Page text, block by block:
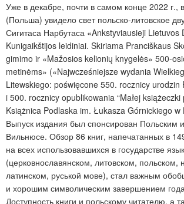
Уже в декабре, почти в самом конце 2022 г.,
(Польша) увидело свет польско-литовское
Сигитаса Нарбутаса «Ankstyviausieji Lietuvos
Kunigaikštijos leidiniai. Skiriama Pranciškaus
gimimo ir «Mažosios kelionių knygelės» 500-
metinėms» («Najwcześniejsze wydania
Litewskiego: poświęcone 550. rocznicy urodzin
i 500. rocznicy opublikowania “Małej książeczki
Książnica Podlaska im. Łukasza Górnickiego w
Выпуск издания был спонсирован Польским
Вильнюсе. Обзор 86 книг, напечатанных в
на всех использовавшихся в государстве
(церковнославянском, литовском, польском,
латинском, руськой мове), стал важным
и хорошим символическим завершением
Доступность книги и польскому читателю, а